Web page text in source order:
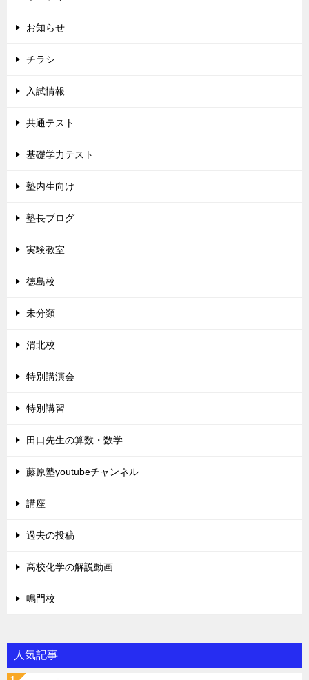
お知らせ
チラシ
入試情報
共通テスト
基礎学力テスト
塾内生向け
塾長ブログ
実験教室
徳島校
未分類
渭北校
特別講演会
特別講習
田口先生の算数・数学
藤原塾youtubeチャンネル
講座
過去の投稿
高校化学の解説動画
鳴門校
人気記事